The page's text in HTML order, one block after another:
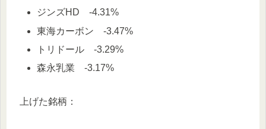
ジンズHD -4.31%
東海カーボン -3.47%
トリドール -3.29%
森永乳業 -3.17%
上げた銘柄：